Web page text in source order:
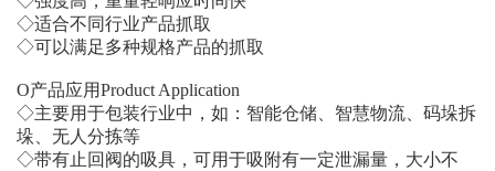
◇适合不同行业产品抓取
◇可以满足多种规格产品的抓取
O产品应用Product Application
◇主要用于包装行业中，如：智能仓储、智慧物流、码垛拆
垛、无人分拣等
◇带有止回阀的吸具，可用于吸附有一定泄漏量，大小不